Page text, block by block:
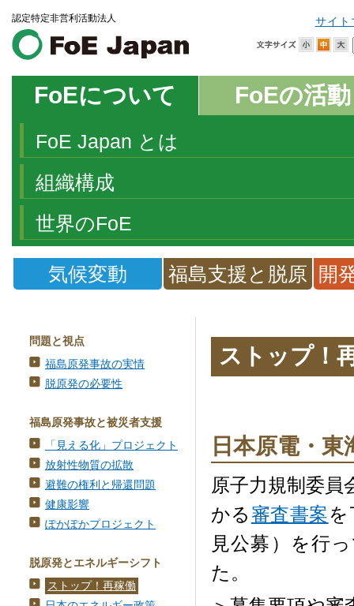
認定特定非営利活動法人 サイト
FoEについて FoEの活動
FoE Japan とは
組織構成
世界のFoE
気候変動
福島支援と脱原
開
問題と視点
福島原発事故の実情
脱原発の必要性
福島原発事故と被災者支援
「見える化」プロジェクト
放射性物質の拡散
避難の権利と帰還問題
健康影響
ぽかぽかプロジェクト
脱原発とエネルギーシフト
ストップ！再稼働
ストップ！
日本原電・
原子力規制委員
かる 審査書案を
見公募）を行
た。